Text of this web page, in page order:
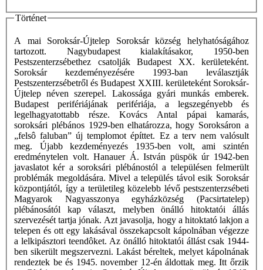
Történet
A mai Soroksár-Újtelep Soroksár község helyhatóságához
tartozott. Nagybudapest kialakításakor, 1950-ben
Pestszenterzsébethez csatolják Budapest XX. kerületeként.
Soroksár kezdeményezésére 1993-ban leválasztják
Pestszenterzsébetről és Budapest XXIII. kerületeként Soroksár-
Újtelep néven szerepel. Lakossága gyári munkás emberek.
Budapest perifériájának perifériája, a legszegényebb és
legelhagyatottabb része. Kovács Antal pápai kamarás,
soroksári plébános 1929-ben elhatározza, hogy Soroksáron a
„felsô faluban” új templomot építtet. Ez a terv nem valósult
meg. Újabb kezdeményezés 1935-ben volt, ami szintén
eredménytelen volt. Hanauer Á. István püspök úr 1942-ben
javaslatot kér a soroksári plébánostól a településen felmerült
problémák megoldására. Mivel a település távol esik Soroksár
központjától, így a területileg közelebb lévő pestszenterzsébeti
Magyarok Nagyasszonya egyházközség (Pacsirtatelep)
plébánosától kap választ, melyben önálló hitoktatói állás
szervezését tartja jónak. Azt javasolja, hogy a hitoktató lakjon a
telepen és ott egy lakásával összekapcsolt kápolnában végezze
a lelkipásztori teendôket. Az önálló hitoktatói állást csak 1944-
ben sikerült megszervezni. Lakást béreltek, melyet kápolnának
rendeztek be és 1945. november 12-én áldottak meg. Itt őrzik